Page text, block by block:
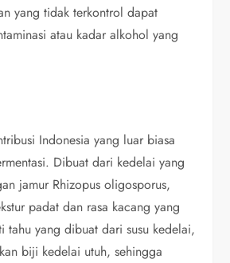
yang tidak terkontrol dapat
atau kadar alkohol yang
Indonesia yang luar biasa
Dibuat dari kedelai yang
jamur Rhizopus oligosporus,
padat dan rasa kacang yang
tahu yang dibuat dari susu kedelai,
biji kedelai utuh, sehingga